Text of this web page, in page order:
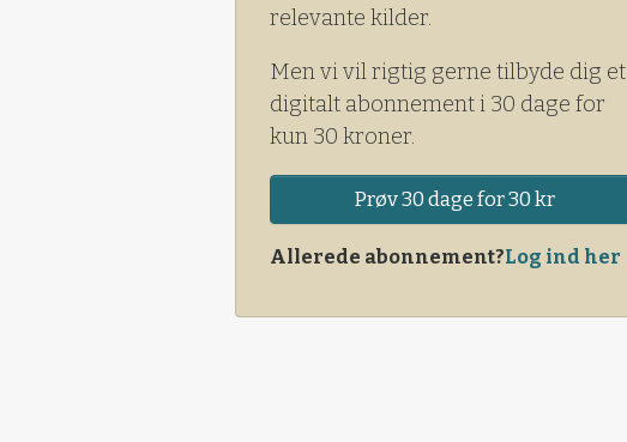
relevante kilder.
Men vi vil rigtig gerne tilbyde dig et
digitalt abonnement i 30 dage for
kun 30 kroner.
Prøv 30 dage for 30 kr
Allerede abonnement?Log ind her